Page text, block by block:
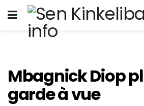
Mbagnick Diop
garde à vue